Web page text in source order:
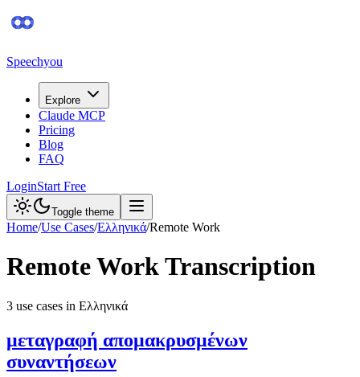
Speechyou
Explore
Claude MCP
Pricing
Blog
FAQ
LoginStart Free
Toggle theme
Home/Use Cases/Ελληνικά/Remote Work
Remote WorkTranscription
3 use cases in Ελληνικά
μεταγραφή απομακρυσμένων
συναντήσεων